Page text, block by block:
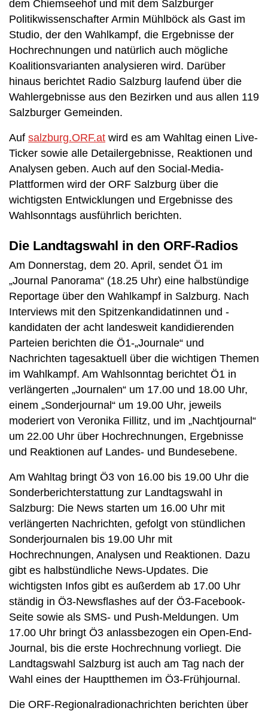
dem Chiemseehof und mit dem Salzburger
Politikwissenschafter Armin Mühlböck als Gast im
Studio, der den Wahlkampf, die Ergebnisse der
Hochrechnungen und natürlich auch mögliche
Koalitionsvarianten analysieren wird. Darüber
hinaus berichtet Radio Salzburg laufend über die
Wahlergebnisse aus den Bezirken und aus allen 119
Salzburger Gemeinden.
Auf salzburg.ORF.at wird es am Wahltag einen Live-
Ticker sowie alle Detailergebnisse, Reaktionen und
Analysen geben. Auch auf den Social-Media-
Plattformen wird der ORF Salzburg über die
wichtigsten Entwicklungen und Ergebnisse des
Wahlsonntags ausführlich berichten.
Die Landtagswahl in den ORF-Radios
Am Donnerstag, dem 20. April, sendet Ö1 im
„Journal Panorama“ (18.25 Uhr) eine halbstündige
Reportage über den Wahlkampf in Salzburg. Nach
Interviews mit den Spitzenkandidatinnen und -
kandidaten der acht landesweit kandidierenden
Parteien berichten die Ö1-„Journale“ und
Nachrichten tagesaktuell über die wichtigen Themen
im Wahlkampf. Am Wahlsonntag berichtet Ö1 in
verlängerten „Journalen“ um 17.00 und 18.00 Uhr,
einem „Sonderjournal“ um 19.00 Uhr, jeweils
moderiert von Veronika Fillitz, und im „Nachtjournal“
um 22.00 Uhr über Hochrechnungen, Ergebnisse
und Reaktionen auf Landes- und Bundesebene.
Am Wahltag bringt Ö3 von 16.00 bis 19.00 Uhr die
Sonderberichterstattung zur Landtagswahl in
Salzburg: Die News starten um 16.00 Uhr mit
verlängerten Nachrichten, gefolgt von stündlichen
Sonderjournalen bis 19.00 Uhr mit
Hochrechnungen, Analysen und Reaktionen. Dazu
gibt es halbstündliche News-Updates. Die
wichtigsten Infos gibt es außerdem ab 17.00 Uhr
ständig in Ö3-Newsflashes auf der Ö3-Facebook-
Seite sowie als SMS- und Push-Meldungen. Um
17.00 Uhr bringt Ö3 anlassbezogen ein Open-End-
Journal, bis die erste Hochrechnung vorliegt. Die
Landtagswahl Salzburg ist auch am Tag nach der
Wahl eines der Hauptthemen im Ö3-Frühjournal.
Die ORF-Regionalradionachrichten berichten über